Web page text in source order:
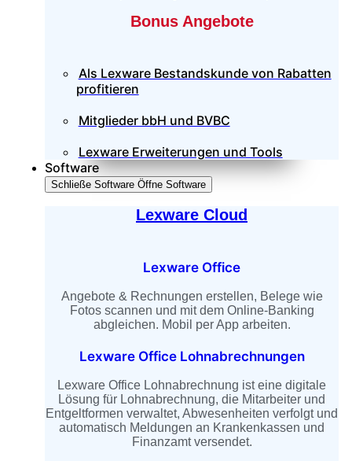
Bonus Angebote
Als Lexware Bestandskunde von Rabatten
profitieren
Mitglieder bbH und BVBC
Lexware Erweiterungen und Tools
Software
Schließe Software Öffne Software
Lexware Cloud
Lexware Office
Angebote & Rechnungen erstellen, Belege wie
Fotos scannen und mit dem Online-Banking
abgleichen. Mobil per App arbeiten.
Lexware Office Lohnabrechnungen
Lexware Office Lohnabrechnung ist eine digitale
Lösung für Lohnabrechnung, die Mitarbeiter und
Entgeltformen verwaltet, Abwesenheiten verfolgt und
automatisch Meldungen an Krankenkassen und
Finanzamt versendet.